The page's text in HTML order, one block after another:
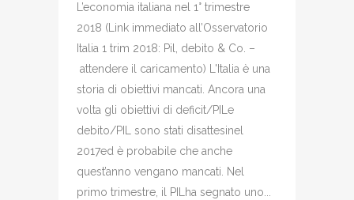
L’economia italiana nel 1° trimestre
2018 (Link immediato all’Osservatorio
Italia 1 trim 2018: Pil, debito & Co. –
attendere il caricamento) L'Italia è una
storia di obiettivi mancati. Ancora una
volta gli obiettivi di deficit/PILe
debito/PIL sono stati disattesinel
2017ed è probabile che anche
quest’anno vengano mancati. Nel
primo trimestre, il PILha segnato uno...